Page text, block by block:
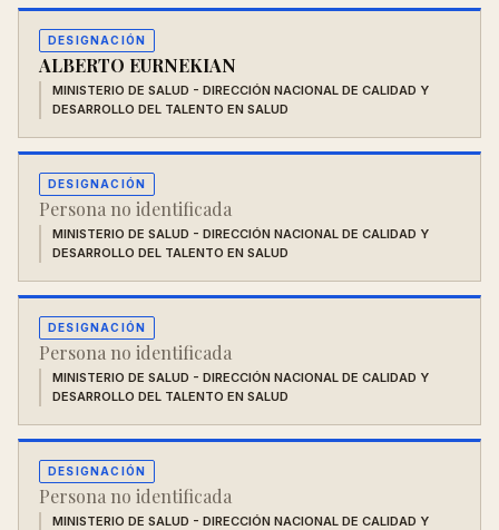
DESIGNACIÓN
ALBERTO EURNEKIAN
MINISTERIO DE SALUD - DIRECCIÓN NACIONAL DE CALIDAD Y
DESARROLLO DEL TALENTO EN SALUD
DESIGNACIÓN
Persona no identificada
MINISTERIO DE SALUD - DIRECCIÓN NACIONAL DE CALIDAD Y
DESARROLLO DEL TALENTO EN SALUD
DESIGNACIÓN
Persona no identificada
MINISTERIO DE SALUD - DIRECCIÓN NACIONAL DE CALIDAD Y
DESARROLLO DEL TALENTO EN SALUD
DESIGNACIÓN
Persona no identificada
MINISTERIO DE SALUD - DIRECCIÓN NACIONAL DE CALIDAD Y